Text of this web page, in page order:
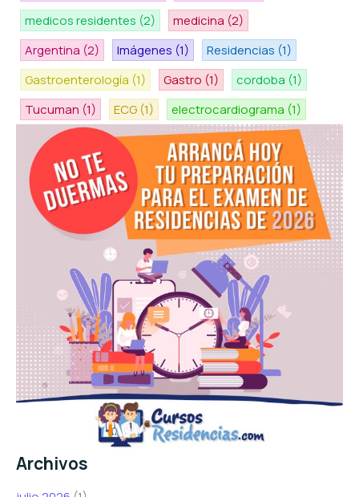
medicos residentes (2) medicina (2)
Argentina (2) Imágenes (1) Residencias (1)
Gastroenterología (1) Gastro (1) cordoba (1)
Tucuman (1) ECG (1) electrocardiograma (1)
Archivos